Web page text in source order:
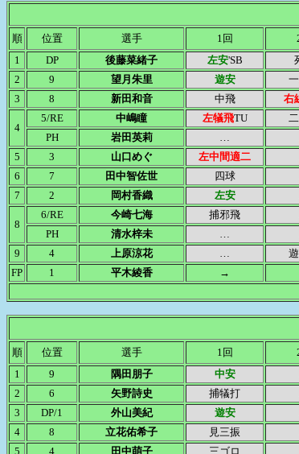
順 位置 選手 1回
1
DP 後藤菜緒子 左安'SB
2
9 望月朱里 遊安
3
8 新田和音 中飛 右
4
5/RE 中嶋瞳 左犠飛TU
PH
岩田英莉 …
5
3 山口めぐ 左中間適二
6
7 田中智佐世 四球
7
2 岡村香織 左安
8
6/RE 今崎七海 捕邪飛
PH
清水梓未 …
9
4 上原涼花 …
FP
1 平木綾香 →
順 位置 選手 1回
1
9 隅田朋子 中安
2
6 矢野詩史 捕犠打
3
DP/1 外山美紀 遊安
4
8 立花佑希子 見三振
5
4 田中萌子 三ゴロ